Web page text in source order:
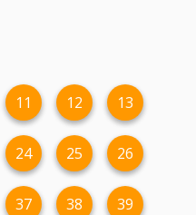
11 12 13
24 25 26
37 38 39